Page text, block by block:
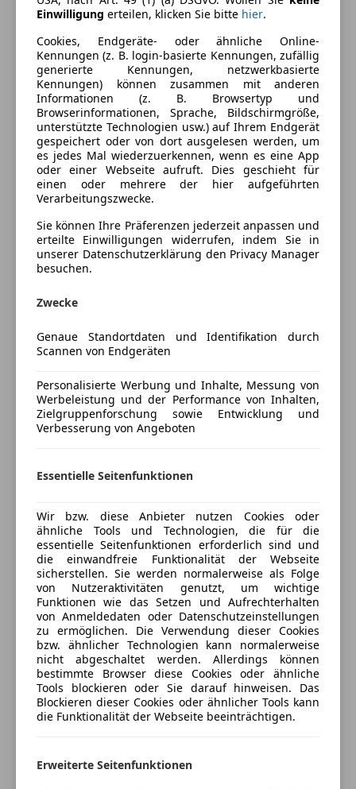
Komfort
Einparkhilfe
Einparkhilfe Sensoren hinten
Elektrische Fensterheber
Elektrische Seitenspiegel
Klimaanlage
Panoramadach
Tempomat
Unterhaltung/Media
Bluetooth
USB
Volldigitales Kombiinstrument
Müdigkeitswarnsystem
Nebelscheinwerfer
Spurhalteassistent
Verkehrszeichenerkennung
Zentralverriegelung
Mehr anzeigen
Farbe und Innenausstattung
Außenfarbe
Weiß
Lackierung
Metallic
Preisbewertung
Mehr anzeigen
Versicherung
Versicherungsschutz an Ihre Bedürfnisse
Freischaden-Gutschein ab Stufe 0
Auto einfach online versichern & Rabatt holen
Jetzt berechnen
Verkäufer Händler
Porsche Leoben
Sternebewertung 4.5 von 5
4,5 Sterne
(92% Weiterempfehlungen)
Anbieter auf AutoScout24 seit 2021
Verkauf
Geschlossen
Öffnet um 8:00 Mo.
8792 St. Peter-Freienstein, AT
Einwilligung erteilen, klicken Sie bitte hier.
Cookies, Endgeräte- oder ähnliche Online-
Kennungen (z. B. login-basierte Kennungen, zufällig
generierte Kennungen, netzwerkbasierte
Kennungen) können zusammen mit anderen
Informationen (z. B. Browsertyp und
Browserinformationen, Sprache, Bildschirmgröße,
unterstützte Technologien usw.) auf Ihrem Endgerät
gespeichert oder von dort ausgelesen werden, um
es jedes Mal wiederzuerkennen, wenn es eine App
oder einer Webseite aufruft. Dies geschieht für
einen oder mehrere der hier aufgeführten
Verarbeitungszwecke.
Sie können Ihre Präferenzen jederzeit anpassen und
erteilte Einwilligungen widerrufen, indem Sie in
unserer Datenschutzerklärung den Privacy Manager
besuchen.
Zwecke
Genaue Standortdaten und Identifikation durch
Scannen von Endgeräten
Personalisierte Werbung und Inhalte, Messung von
Werbeleistung und der Performance von Inhalten,
Zielgruppenforschung sowie Entwicklung und
Verbesserung von Angeboten
Essentielle Seitenfunktionen
Wir bzw. diese Anbieter nutzen Cookies oder
ähnliche Tools und Technologien, die für die
essentielle Seitenfunktionen erforderlich sind und
die einwandfreie Funktionalität der Webseite
sicherstellen. Sie werden normalerweise als Folge
von Nutzeraktivitäten genutzt, um wichtige
Funktionen wie das Setzen und Aufrechterhalten
von Anmeldedaten oder Datenschutzeinstellungen
zu ermöglichen. Die Verwendung dieser Cookies
bzw. ähnlicher Technologien kann normalerweise
nicht abgeschaltet werden. Allerdings können
bestimmte Browser diese Cookies oder ähnliche
Tools blockieren oder Sie darauf hinweisen. Das
Blockieren dieser Cookies oder ähnlicher Tools kann
die Funktionalität der Webseite beeinträchtigen.
Erweiterte Seitenfunktionen